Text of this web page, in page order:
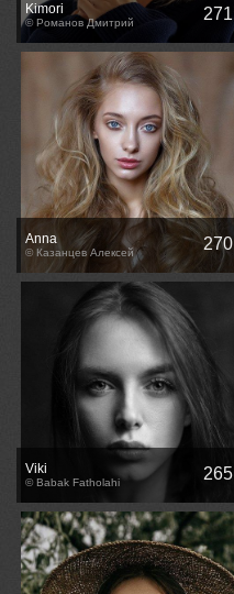
Kimori
© Романов Дмитрий 271
Anna
© Казанцев Алексей 270
Viki
© Babak Fatholahi 265